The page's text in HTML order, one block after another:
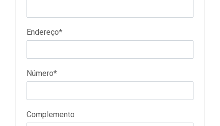
Endereço*
Número*
Complemento